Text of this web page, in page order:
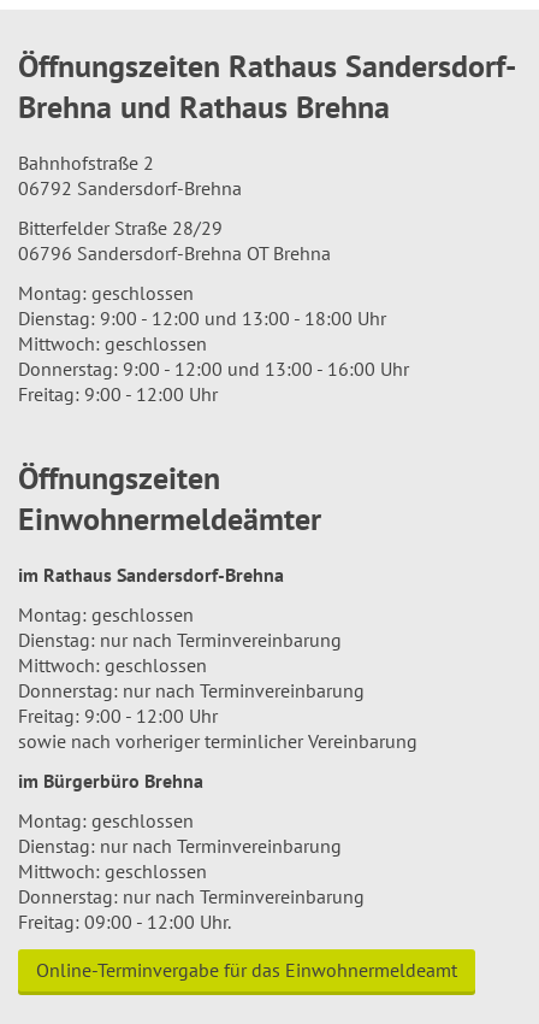
Öffnungszeiten Rathaus Sandersdorf-
Brehna und Rathaus Brehna
Bahnhofstraße 2
06792 Sandersdorf-Brehna
Bitterfelder Straße 28/29
06796 Sandersdorf-Brehna OT Brehna
Montag: geschlossen
Dienstag: 9:00 - 12:00 und 13:00 - 18:00 Uhr
Mittwoch: geschlossen
Donnerstag: 9:00 - 12:00 und 13:00 - 16:00 Uhr
Freitag: 9:00 - 12:00 Uhr
Öffnungszeiten
Einwohnermeldeämter
im Rathaus Sandersdorf-Brehna
Montag: geschlossen
Dienstag: nur nach Terminvereinbarung
Mittwoch: geschlossen
Donnerstag: nur nach Terminvereinbarung
Freitag: 9:00 - 12:00 Uhr
sowie nach vorheriger terminlicher Vereinbarung
im Bürgerbüro Brehna
Montag: geschlossen
Dienstag: nur nach Terminvereinbarung
Mittwoch: geschlossen
Donnerstag: nur nach Terminvereinbarung
Freitag: 09:00 - 12:00 Uhr.
Online-Terminvergabe für das Einwohnermeldeamt